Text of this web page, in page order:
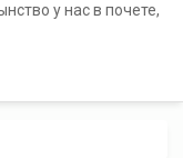
у нас в почете,